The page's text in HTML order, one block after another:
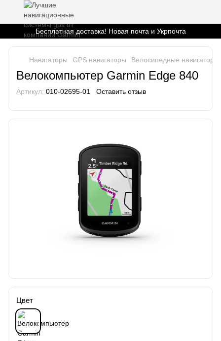
Бесплатная доставка! Новая почта и Укрпочта
Навигаторы GPS навигаторы Велосипедные навигаторы
Велокомпьютер Garmin Edge 840
Артикул: 010-02695-01 Оставить отзыв
Цвет